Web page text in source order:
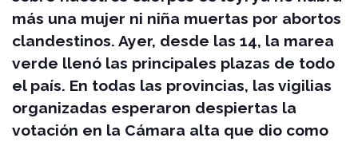
más una mujer ni niña muertas por abortos
clandestinos. Ayer, desde las 14, la marea
verde llenó las principales plazas de todo
el país. En todas las provincias, las vigilias
organizadas esperaron despiertas la
votación en la Cámara alta que dio como